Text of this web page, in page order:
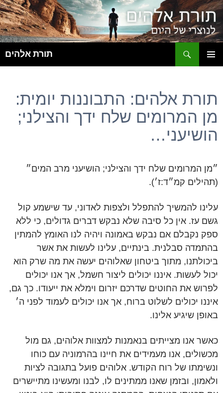
תורת אלהים
תורת אלהים: התבוננות יומית:
מן המרומים שלח ידך והצילני;
הושיעני…
״מן המרומים שלח ידך והצילני; הושיעני מרב המים״
(תהילים קמ״ד:ז׳).
עלינו להמשיך להתפלל ולצפות לאדוני, עד שישמע קול
גשם עז. אין כל סיבה שלא נבקש דברים גדולים, כי ללא
ספק נקבלם אם נבקש באמונה ויהיה לנו האומץ להמתין
בהתמדה סבלנית. בינתיים, עלינו לעשות את אשר
ביכולתנו, מתוך ביטחון שאלוהים יעשה את מה שרק הוא
יכול לעשות. איננו יכולים ליצור חשמל, אך אנו יכולים
לפרוש את החוטים שדרכם יזרום וימלא את ייעודו. כך גם,
איננו יכולים לשלוט ברוח, אך אנו יכולים לעמוד לפני ה׳
באופן שיגיע אלינו.
כאשר אנו מצייתים בנאמנות למצוות אלוהים, גם מול
מכשולים, אנו מעמידים את חיינו בהרמוניה עם כוחו
ונשימתו של רוח הקודש. אלוהים פועל בתגובה לציות
ולאמון, ובזמן שאנו ממתינים לו, לבנו ומעשינו מתיישרים